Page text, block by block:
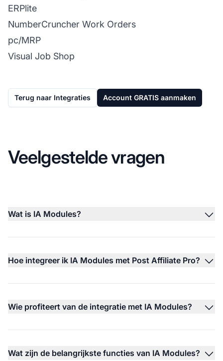
ERPlite
NumberCruncher Work Orders
pc/MRP
Visual Job Shop
Terug naar Integraties Account GRATIS aanmaken
Veelgestelde vragen
Wat is IA Modules?
Hoe integreer ik IA Modules met Post Affiliate Pro?
Wie profiteert van de integratie met IA Modules?
Wat zijn de belangrijkste functies van IA Modules?